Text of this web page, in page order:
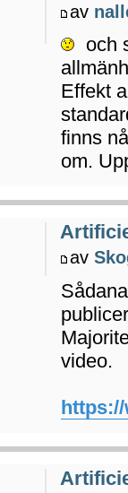
av
och
Effekt
finns
om.
av
video.